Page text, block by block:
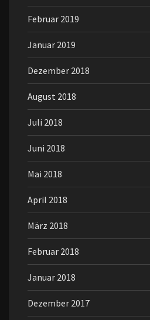
Februar 2019
Januar 2019
Dezember 2018
August 2018
Juli 2018
Juni 2018
Mai 2018
April 2018
März 2018
Februar 2018
Januar 2018
Dezember 2017